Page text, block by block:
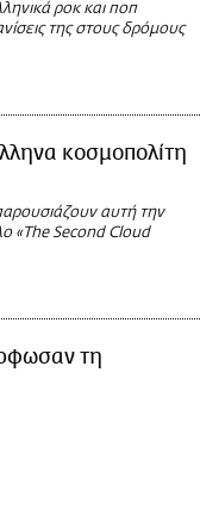
ροκ και ποπ
της στους δρόμους
κοσμοπολίτη
αυτή την
«The Second Cloud
τη